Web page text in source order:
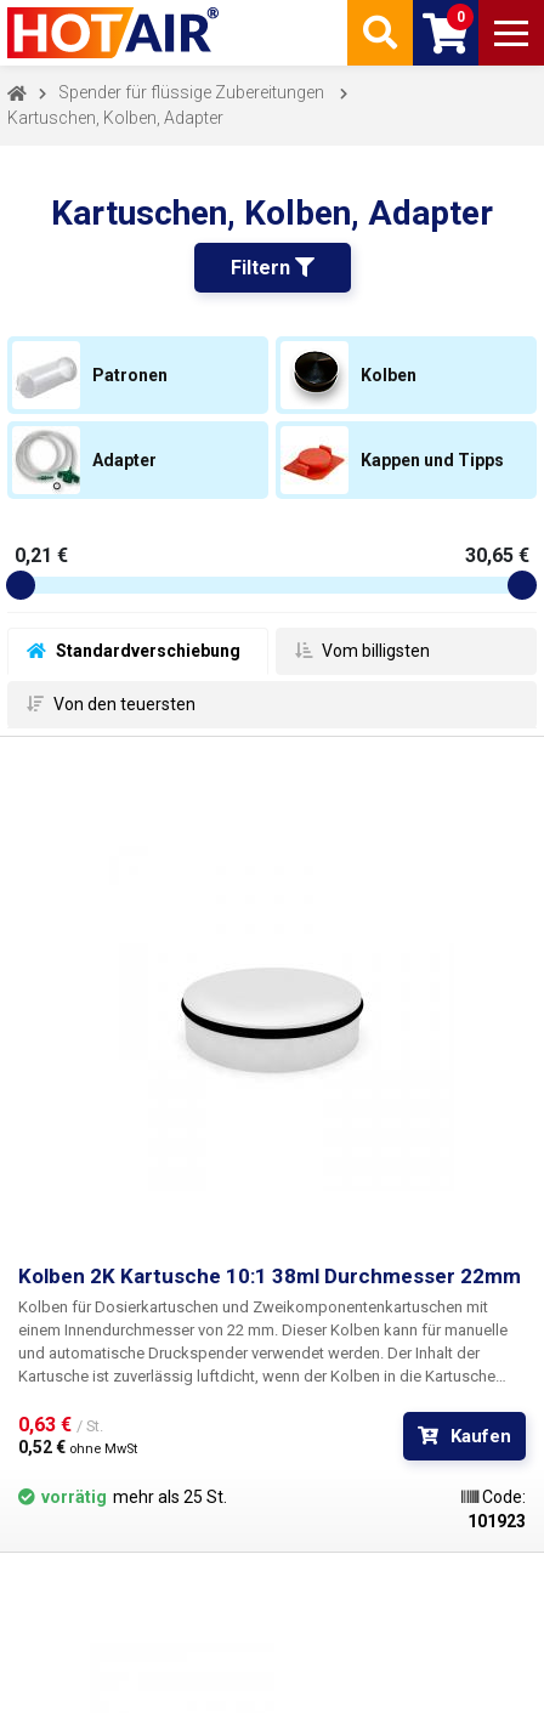
0
Spender für flüssige Zubereitungen
Kartuschen, Kolben, Adapter
Kartuschen, Kolben, Adapter
Filtern
Patronen Kolben
Adapter Kappen und Tipps
Standardverschiebung Vom billigsten
Von den teuersten
0,21 € 30,65 €
Kolben 2K Kartusche 10:1 38ml Durchmesser 22mm
Kolben für Dosierkartuschen und Zweikomponentenkartuschen mit
einem Innendurchmesser von 22 mm. Dieser Kolben kann für manuelle
und automatische Druckspender verwendet werden. Der Inhalt der
Kartusche ist zuverlässig luftdicht, wenn der Kolben in die Kartusche
der Kolben in die Kartusche eingesetzt wird. Das Kolbenmaterial ist frei
von Chloriden und Silikonen, beständig gegen Laugen und industrielle
Flussmittel, Klebstoffe, Schmiermittel, Silber-Wärmeleitpasten, Farben,
Tinten, Elektrolyte, Epoxidharze, Cyanacrylate, Silikone, Schmiermittel,
0,63 € / St.
0,52 € ohne MwSt
Kaufen
vorrätig mehr als 25 St.
Code:
101923